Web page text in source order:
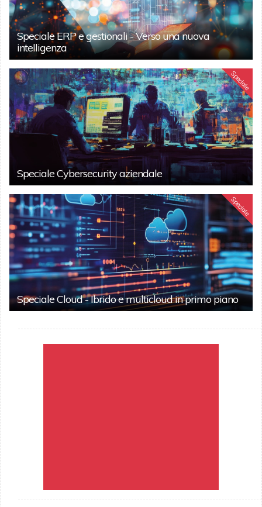
Speciale ERP e gestionali - Verso una nuova
intelligenza
Speciale
Speciale Cybersecurity aziendale
Speciale
Speciale Cloud - Ibrido e multicloud in primo piano